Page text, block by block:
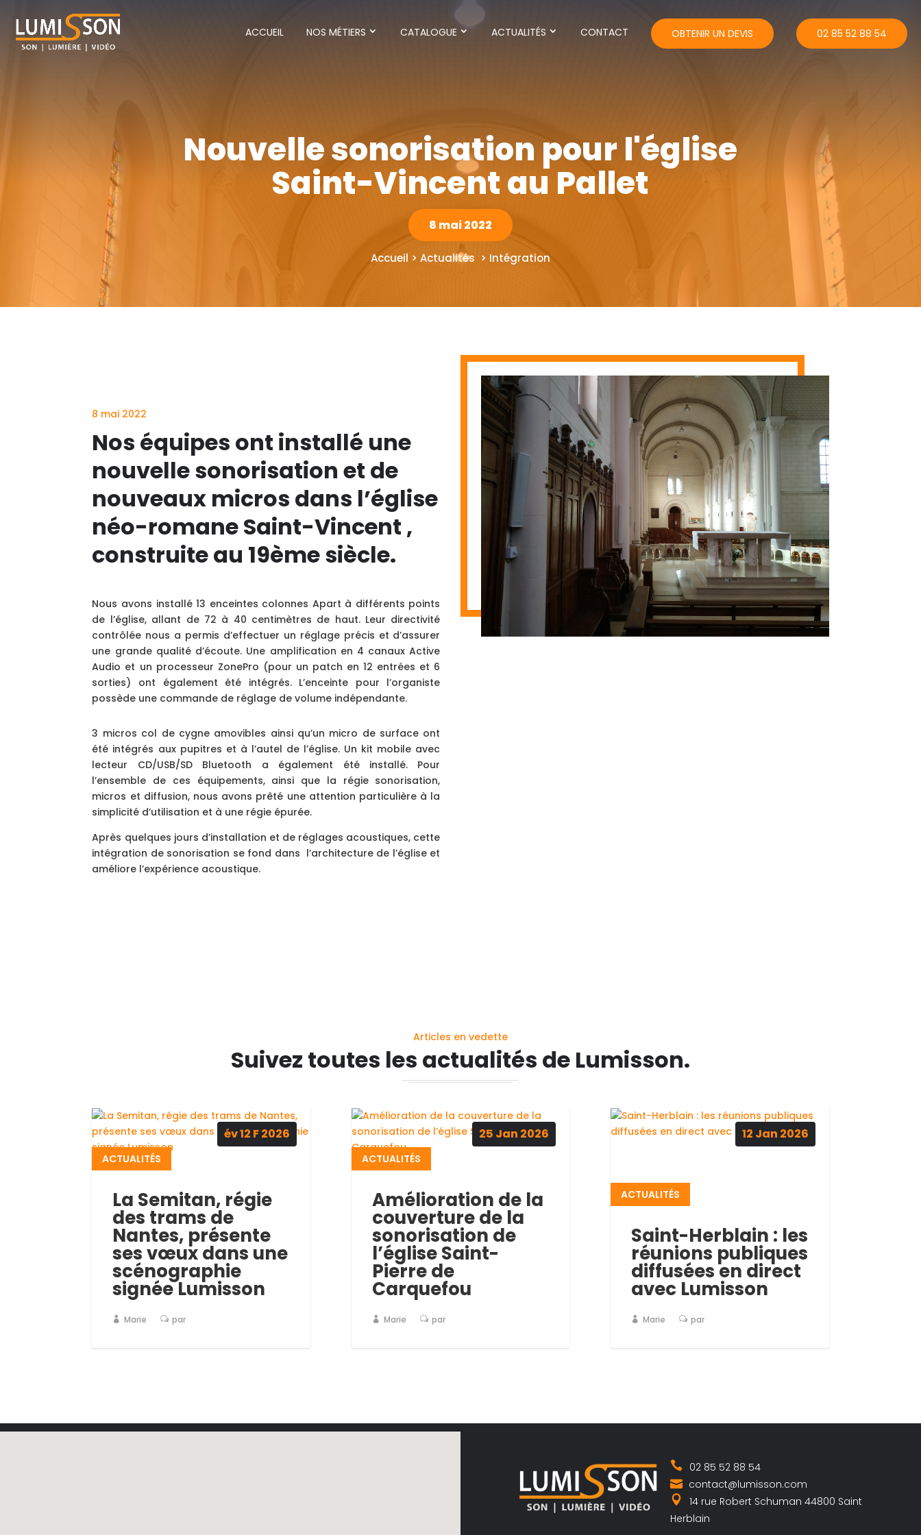
ACCUEIL NOS MÉTIERS CATALOGUE ACTUALITÉS CONTACT OBTENIR UN DEVIS 02 85 52 88 54
Nouvelle sonorisation pour l'église
Saint-Vincent au Pallet
8 mai 2022
Accueil > Actualités > Intégration
8 mai 2022
Nos équipes ont installé une
nouvelle sonorisation et de
nouveaux micros dans l’église
néo-romane Saint-Vincent ,
construite au 19ème siècle.
Nous avons installé 13 enceintes colonnes Apart à différents points
de l’église, allant de 72 à 40 centimètres de haut. Leur directivité
contrôlée nous a permis d’effectuer un réglage précis et d’assurer
une grande qualité d’écoute. Une amplification en 4 canaux Active
Audio et un processeur ZonePro (pour un patch en 12 entrées et 6
sorties) ont également été intégrés. L’enceinte pour l’organiste
possède une commande de réglage de volume indépendante.
3 micros col de cygne amovibles ainsi qu’un micro de surface ont
été intégrés aux pupitres et à l’autel de l’église. Un kit mobile avec
lecteur CD/USB/SD Bluetooth a également été installé. Pour
l’ensemble de ces équipements, ainsi que la régie sonorisation,
micros et diffusion, nous avons prêté une attention particulière à la
simplicité d’utilisation et à une régie épurée.
Après quelques jours d’installation et de réglages acoustiques, cette
intégration de sonorisation se fond dans l’architecture de l’église et
améliore l’expérience acoustique.
Articles en vedette
Suivez toutes les actualités de Lumisson.
La Semitan, régie
des trams de
Nantes, présente
ses vœux dans une
scénographie
signée Lumisson
ACTUALITÉS
Marie par
év 12 F2026
Amélioration de la
couverture de la
sonorisation de
l’église Saint-
Pierre de
Carquefou
ACTUALITÉS
Marie par
25 Jan 2026
Saint-Herblain : les
réunions publiques
diffusées en direct
avec Lumisson
ACTUALITÉS
Marie par
12 Jan 2026
02 85 52 88 54
contact@lumisson.com
14 rue Robert Schuman 44800 Saint
Herblain